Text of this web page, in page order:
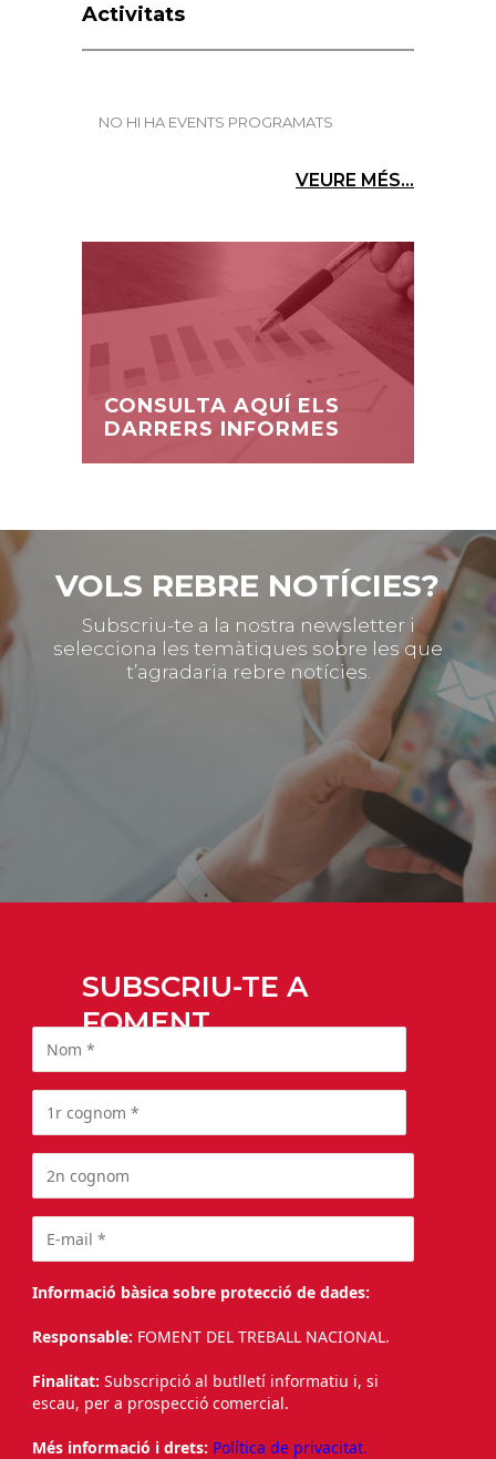
Activitats
NO HI HA EVENTS PROGRAMATS
VEURE MÉS...
CONSULTA AQUÍ ELS
DARRERS INFORMES
VOLS REBRE NOTÍCIES?
Subscriu-te a la nostra newsletter i
selecciona les temàtiques sobre les que
t’agradaria rebre notícies.
SUBSCRIU-TE A
FOMENT
Informació bàsica sobre protecció de dades:
Responsable: FOMENT DEL TREBALL NACIONAL.
Finalitat: Subscripció al butlletí informatiu i, si
escau, per a prospecció comercial.
Més informació i drets: Política de privacitat.